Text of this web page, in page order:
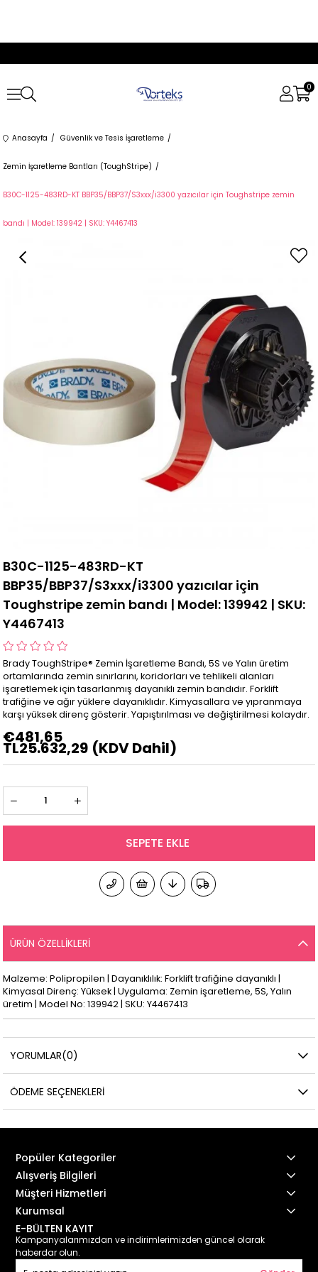
0
Anasayfa Güvenlik ve Tesis İşaretleme
Zemin İşaretleme Bantları (ToughStripe)
B30C-1125-483RD-KT BBP35/BBP37/S3xxx/i3300 yazıcılar için Toughstripe zemin
bandı | Model: 139942 | SKU: Y4467413
B30C-1125-483RD-KT
BBP35/BBP37/S3xxx/i3300 yazıcılar için
Toughstripe zemin bandı | Model: 139942 | SKU:
Y4467413
Brady ToughStripe® Zemin İşaretleme Bandı, 5S ve Yalın üretim
ortamlarında zemin sınırlarını, koridorları ve tehlikeli alanları
işaretlemek için tasarlanmış dayanıklı zemin bandıdır. Forklift
trafiğine ve ağır yüklere dayanıklıdır. Kimyasallara ve yıpranmaya
karşı yüksek direnç gösterir. Yapıştırılması ve değiştirilmesi kolaydır.
€481,65
TL25.632,29 (KDV Dahil)
ÜRÜN ÖZELLIKLERI
Malzeme: Polipropilen | Dayanıklılık: Forklift trafiğine dayanıklı |
Kimyasal Direnç: Yüksek | Uygulama: Zemin işaretleme, 5S, Yalın
üretim | Model No: 139942 | SKU: Y4467413
YORUMLAR(0)
ÖDEME SEÇENEKLERI
Popüler Kategoriler
Alışveriş Bilgileri
Müşteri Hizmetleri
Kurumsal
E-BÜLTEN KAYIT
Kampanyalarımızdan ve indirimlerimizden güncel olarak
haberdar olun.